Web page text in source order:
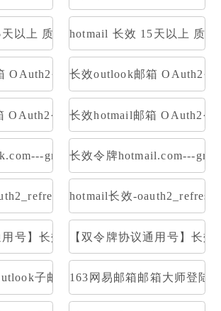
以上 质保一周内首登hotmail 长效 15天以上 质
OAuth2令牌号【已触发7天】 支持
长效outlook邮箱 OAuth2令
OAuth2令牌号【已触发7天】 支持
长效hotmail邮箱 OAuth2令
graph取件长效令牌hotmail.com---
号 令牌号 邮件获取
hotmail长效-
用号】长效Outlook邮箱 支持Graph令牌
【双令牌协议通用号】长
子邮箱-OAuth2令牌号imap pop或
163网易邮箱邮箱大师登陆